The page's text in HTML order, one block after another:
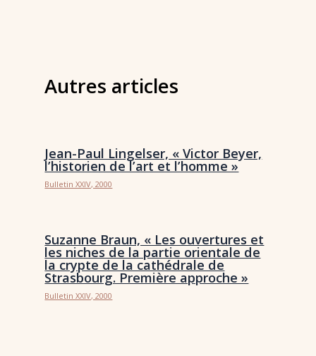
Autres articles
Jean-Paul Lingelser, « Victor Beyer,
l’historien de l’art et l’homme »
Bulletin XXIV, 2000
Suzanne Braun, « Les ouvertures et
les niches de la partie orientale de
la crypte de la cathédrale de
Strasbourg. Première approche »
Bulletin XXIV, 2000